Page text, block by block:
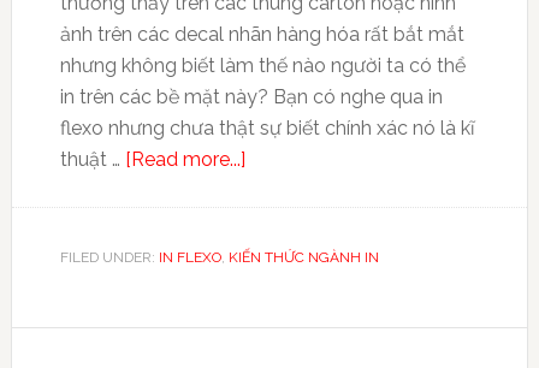
ảnh trên các decal nhãn hàng hóa rất bắt mắt
nhưng không biết làm thế nào người ta có thể
in trên các bề mặt này? Bạn có nghe qua in
flexo nhưng chưa thật sự biết chính xác nó là kĩ
thuật … [Read more...]
FILED UNDER: IN FLEXO, KIẾN THỨC NGÀNH IN